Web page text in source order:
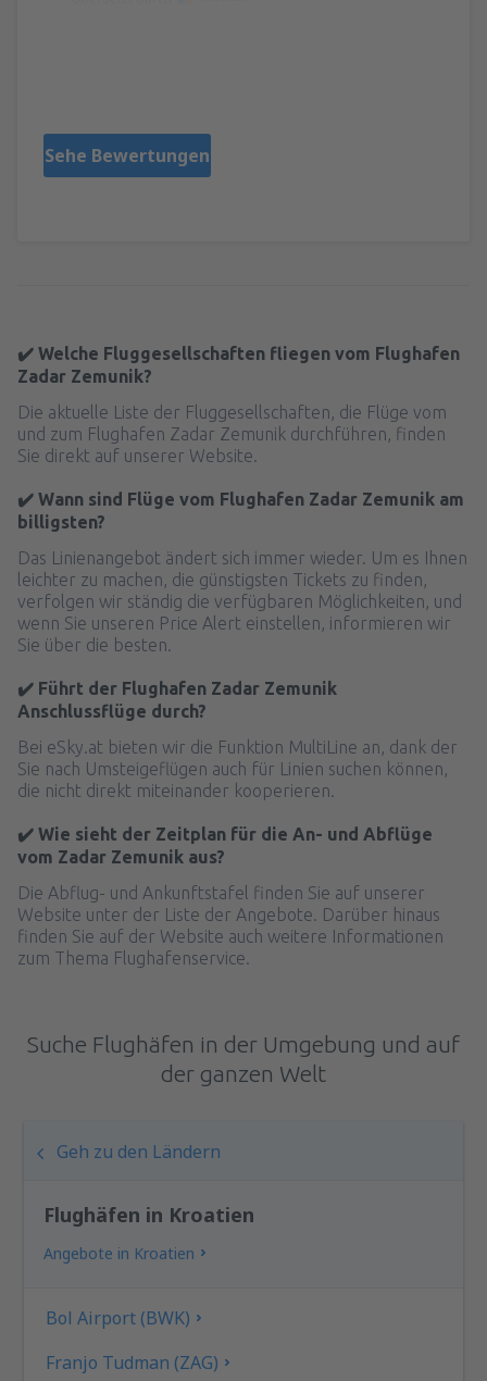
Sehe Bewertungen
✔️ Welche Fluggesellschaften fliegen vom Flughafen
Zadar Zemunik?
Die aktuelle Liste der Fluggesellschaften, die Flüge vom
und zum Flughafen Zadar Zemunik durchführen, finden
Sie direkt auf unserer Website.
✔️ Wann sind Flüge vom Flughafen Zadar Zemunik am
billigsten?
Das Linienangebot ändert sich immer wieder. Um es Ihnen
leichter zu machen, die günstigsten Tickets zu finden,
verfolgen wir ständig die verfügbaren Möglichkeiten, und
wenn Sie unseren Price Alert einstellen, informieren wir
Sie über die besten.
✔️ Führt der Flughafen Zadar Zemunik
Anschlussflüge durch?
Bei eSky.at bieten wir die Funktion MultiLine an, dank der
Sie nach Umsteigeflügen auch für Linien suchen können,
die nicht direkt miteinander kooperieren.
✔️ Wie sieht der Zeitplan für die An- und Abflüge
vom Zadar Zemunik aus?
Die Abflug- und Ankunftstafel finden Sie auf unserer
Website unter der Liste der Angebote. Darüber hinaus
finden Sie auf der Website auch weitere Informationen
zum Thema Flughafenservice.
Suche Flughäfen in der Umgebung und auf
der ganzen Welt
Geh zu den Ländern
Flughäfen in Kroatien
Angebote in Kroatien
Bol Airport (BWK)
Franjo Tudman (ZAG)